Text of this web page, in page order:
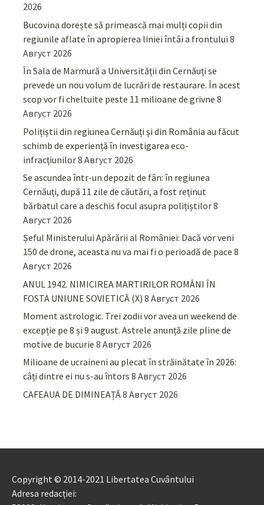
2026
Bucovina dorește să primească mai mulți copii din
regiunile aflate în apropierea liniei întâi a frontului 8
Август 2026
În Sala de Marmură a Universității din Cernăuți se
prevede un nou volum de lucrări de restaurare. În acest
scop vor fi cheltuite peste 11 milioane de grivne 8
Август 2026
Polițiștii din regiunea Cernăuți și din România au făcut
schimb de experiență în investigarea eco-
infracțiunilor8 Август 2026
Se ascundea într-un depozit de fân: în regiunea
Cernăuți, după 11 zile de căutări, a fost reținut
bărbatul care a deschis focul asupra polițiștilor8
Август 2026
Șeful Ministerului Apărării al României: Dacă vor veni
150 de drone, aceasta nu va mai fi o perioadă de pace 8
Август 2026
ANUL 1942. NIMICIREA MARTIRILOR ROMÂNI ÎN
FOSTA UNIUNE SOVIETICĂ (X) 8 Август 2026
Moment astrologic. Trei zodii vor avea un weekend de
excepție pe 8 și 9 august. Astrele anunță zile pline de
motive de bucurie 8 Август 2026
Milioane de ucraineni au plecat în străinătate în 2026:
câți dintre ei nu s-au întors 8 Август 2026
CAFEAUA DE DIMINEAȚĂ8 Август 2026
Copyright © 2014-2021 Libertatea Cuvântului
Adresa redacției: